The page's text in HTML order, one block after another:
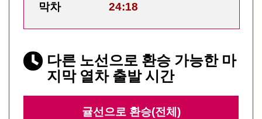
막차 24:18
다른 노선으로 환승 가능한 마
지막 열차 출발 시간
귤선으로 환승(전체)